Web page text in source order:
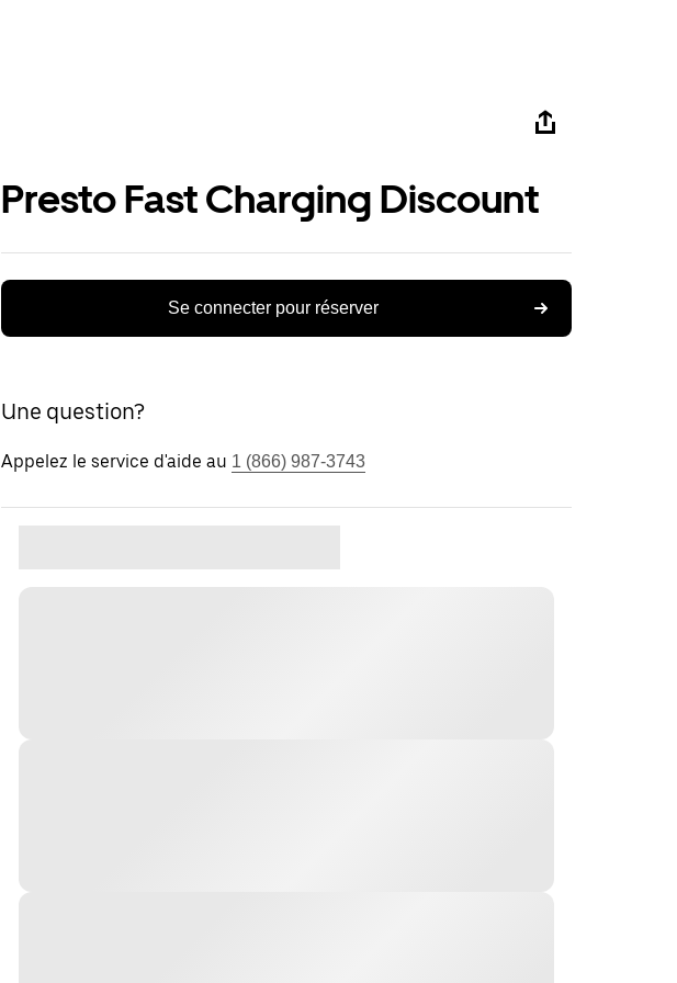
Presto Fast Charging Discount
Se connecter pour réserver
Une question?
Appelez le service d'aide au 1 (866) 987-3743